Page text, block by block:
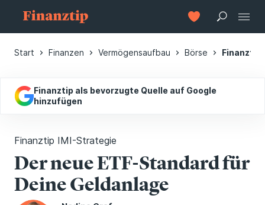
Start Finanzen Vermögensaufbau Börse Finanztip
Finanztip als bevorzugte Quelle auf Google
hinzufügen
Finanztip IMI-Strategie
Der neue ETF-Standard für
Deine Geldanlage